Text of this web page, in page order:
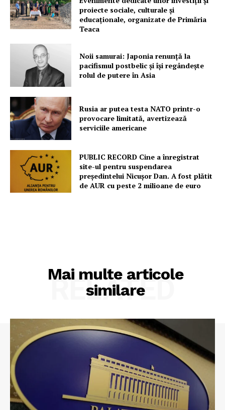
proiecte sociale, culturale și
educaționale, organizate de Primăria
Teaca
Noii samurai: Japonia renunță la
pacifismul postbelic și își regândește
rolul de putere în Asia
Rusia ar putea testa NATO printr-o
provocare limitată, avertizează
serviciile americane
PUBLIC RECORD Cine a înregistrat
site-ul pentru suspendarea
președintelui Nicușor Dan. A fost plătit
de AUR cu peste 2 milioane de euro
Mai multe articole
similare
RELATED